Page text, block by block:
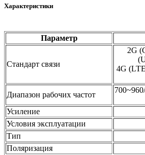
Характеристики
Параметр
Стандарт связи
2G
4G
Диапазон рабочих частот
Усиление
Условия эксплуатации
Тип
Поляризация